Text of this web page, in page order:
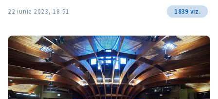
22 iunie 2023, 18:51 1839 viz.